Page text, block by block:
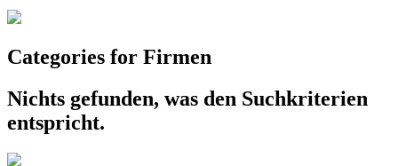
Categories for Firmen
Nichts gefunden, was den Suchkriterien
entspricht.